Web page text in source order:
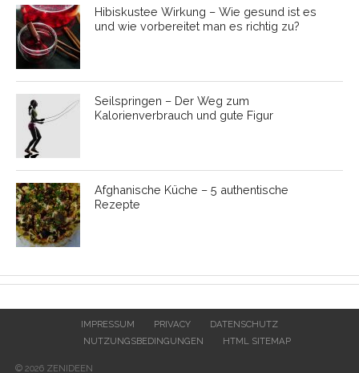
Hibiskustee Wirkung – Wie gesund ist es
und wie vorbereitet man es richtig zu?
Seilspringen – Der Weg zum
Kalorienverbrauch und gute Figur
Afghanische Küche – 5 authentische
Rezepte
IMPRESSUM PRIVACY
DATENSCHUTZ
NUTZUNGSBEDINGUNGEN
HTML SITEMAP
© 2026 ZENIDEEN